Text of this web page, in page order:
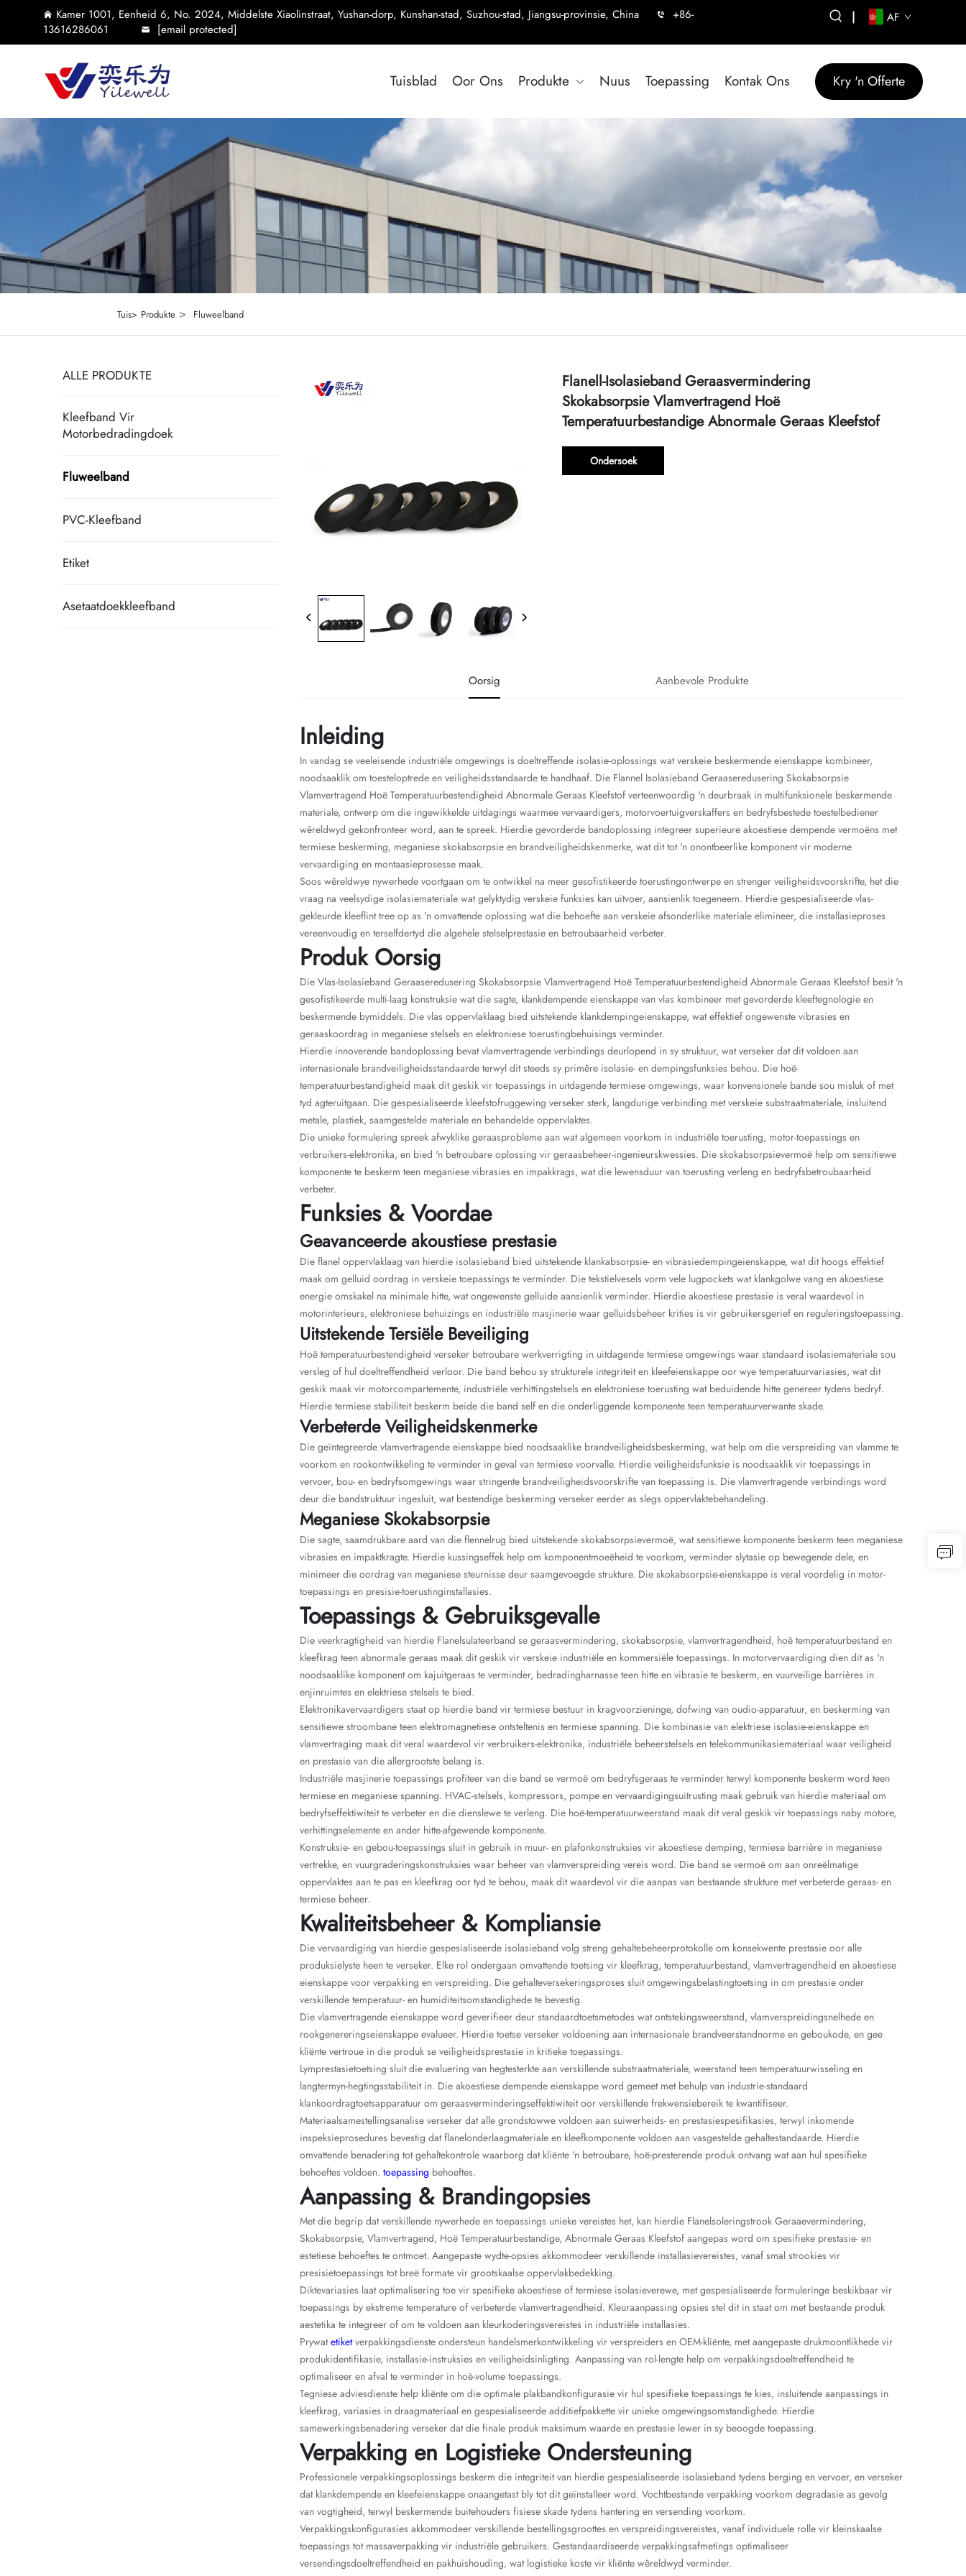
Kamer 1001, Eenheid 6, No. 2024, Middelste Xiaolinstraat, Yushan-dorp, Kunshan-stad, Suzhou-stad, Jiangsu-provinsie, China
+86-
13616286061
[email protected]
| AF
Tuisblad Oor Ons Produkte Nuus Toepassing Kontak Ons Kry 'n Offerte
Tuis> Produkte> Fluweelband
ALLE PRODUKTE
Kleefband Vir
Motorbedradingdoek
Fluweelband
PVC-Kleefband
Etiket
Asetaatdoekkleefband
Flanell-Isolasieband Geraasvermindering
Skokabsorpsie Vlamvertragend Hoë
Temperatuurbestandige Abnormale Geraas Kleefstof
Ondersoek
Oorsig Aanbevole Produkte
Inleiding
In vandag se veeleisende industriële omgewings is doeltreffende isolasie-oplossings wat verskeie beskermende eienskappe kombineer,
noodsaaklik om toesteloptrede en veiligheidsstandaarde te handhaaf. Die Flannel Isolasieband Geraaseredusering Skokabsorpsie
Vlamvertragend Hoë Temperatuurbestendigheid Abnormale Geraas Kleefstof verteenwoordig 'n deurbraak in multifunksionele beskermende
materiale, ontwerp om die ingewikkelde uitdagings waarmee vervaardigers, motorvoertuigverskaffers en bedryfsbestede toestelbediener
wêreldwyd gekonfronteer word, aan te spreek. Hierdie gevorderde bandoplossing integreer superieure akoestiese dempende vermoëns met
termiese beskerming, meganiese skokabsorpsie en brandveiligheidskenmerke, wat dit tot 'n onontbeerlike komponent vir moderne
vervaardiging en montaasieprosesse maak.
Soos wêreldwye nywerhede voortgaan om te ontwikkel na meer gesofistikeerde toerustingontwerpe en strenger veiligheidsvoorskrifte, het die
vraag na veelsydige isolasiemateriale wat gelyktydig verskeie funksies kan uitvoer, aansienlik toegeneem. Hierdie gespesialiseerde vlas-
gekleurde kleeflint tree op as 'n omvattende oplossing wat die behoefte aan verskeie afsonderlike materiale elimineer, die installasieproses
vereenvoudig en terselfdertyd die algehele stelselprestasie en betroubaarheid verbeter.
Produk Oorsig
Die Vlas-Isolasieband Geraaseredusering Skokabsorpsie Vlamvertragend Hoë Temperatuurbestendigheid Abnormale Geraas Kleefstof besit 'n
gesofistikeerde multi-laag konstruksie wat die sagte, klankdempende eienskappe van vlas kombineer met gevorderde kleeftegnologie en
beskermende bymiddels. Die vlas oppervlaklaag bied uitstekende klankdempingeienskappe, wat effektief ongewenste vibrasies en
geraaskoordrag in meganiese stelsels en elektroniese toerustingbehuisings verminder.
Hierdie innoverende bandoplossing bevat vlamvertragende verbindings deurlopend in sy struktuur, wat verseker dat dit voldoen aan
internasionale brandveiligheidsstandaarde terwyl dit steeds sy primêre isolasie- en dempingsfunksies behou. Die hoë-
temperatuurbestandigheid maak dit geskik vir toepassings in uitdagende termiese omgewings, waar konvensionele bande sou misluk of met
tyd agteruitgaan. Die gespesialiseerde kleefstofruggewing verseker sterk, langdurige verbinding met verskeie substraatmateriale, insluitend
metale, plastiek, saamgestelde materiale en behandelde oppervlaktes.
Die unieke formulering spreek afwyklike geraasprobleme aan wat algemeen voorkom in industriële toerusting, motor-toepassings en
verbruikers-elektronika, en bied 'n betroubare oplossing vir geraasbeheer-ingenieurskwessies. Die skokabsorpsievermoë help om sensitiewe
komponente te beskerm teen meganiese vibrasies en impakkrags, wat die lewensduur van toerusting verleng en bedryfsbetroubaarheid
verbeter.
Funksies & Voordae
Geavanceerde akoustiese prestasie
Die flanel oppervlaklaag van hierdie isolasieband bied uitstekende klankabsorpsie- en vibrasiedempingeienskappe, wat dit hoogs effektief
maak om gelluid oordrag in verskeie toepassings te verminder. Die tekstielvesels vorm vele lugpockets wat klankgolwe vang en akoestiese
energie omskakel na minimale hitte, wat ongewenste gelluide aansienlik verminder. Hierdie akoestiese prestasie is veral waardevol in
motorinterieurs, elektroniese behuizings en industriële masjinerie waar gelluidsbeheer krities is vir gebruikersgerief en reguleringstoepassing.
Uitstekende Tersiële Beveiliging
Hoë temperatuurbestendigheid verseker betroubare werkverrigting in uitdagende termiese omgewings waar standaard isolasiemateriale sou
versleg of hul doeltreffendheid verloor. Die band behou sy strukturele integriteit en kleefeienskappe oor wye temperatuurvariasies, wat dit
geskik maak vir motorcompartemente, industriële verhittingstelsels en elektroniese toerusting wat beduidende hitte genereer tydens bedryf.
Hierdie termiese stabiliteit beskerm beide die band self en die onderliggende komponente teen temperatuurverwante skade.
Verbeterde Veiligheidskenmerke
Die geïntegreerde vlamvertragende eienskappe bied noodsaaklike brandveiligheidsbeskerming, wat help om die verspreiding van vlamme te
voorkom en rookontwikkeling te verminder in geval van termiese voorvalle. Hierdie veiligheidsfunksie is noodsaaklik vir toepassings in
vervoer, bou- en bedryfsomgewings waar stringente brandveiligheidsvoorskrifte van toepassing is. Die vlamvertragende verbindings word
deur die bandstruktuur ingesluit, wat bestendige beskerming verseker eerder as slegs oppervlaktebehandeling.
Meganiese Skokabsorpsie
Die sagte, saamdrukbare aard van die flennelrug bied uitstekende skokabsorpsievermoë, wat sensitiewe komponente beskerm teen meganiese
vibrasies en impaktkragte. Hierdie kussingseffek help om komponentmoeëheid te voorkom, verminder slytasie op bewegende dele, en
minimeer die oordrag van meganiese steurnisse deur saamgevoegde strukture. Die skokabsorpsie-eienskappe is veral voordelig in motor-
toepassings en presisie-toerustinginstallasies.
Toepassings & Gebruiksgevalle
Die veerkragtigheid van hierdie Flanelsulateerband se geraasvermindering, skokabsorpsie, vlamvertragendheid, hoë temperatuurbestand en
kleefkrag teen abnormale geraas maak dit geskik vir verskeie industriële en kommersiële toepassings. In motorvervaardiging dien dit as 'n
noodsaaklike komponent om kajuitgeraas te verminder, bedradingharnasse teen hitte en vibrasie te beskerm, en vuurveilige barrières in
enjinruimtes en elektriese stelsels te bied.
Elektronikavervaardigers staat op hierdie band vir termiese bestuur in kragvoorzieninge, dofwing van oudio-apparatuur, en beskerming van
sensitiewe stroombane teen elektromagnetiese ontsteltenis en termiese spanning. Die kombinasie van elektriese isolasie-eienskappe en
vlamvertraging maak dit veral waardevol vir verbruikers-elektronika, industriële beheerstelsels en telekommunikasiemateriaal waar veiligheid
en prestasie van die allergrootste belang is.
Industriële masjinerie toepassings profiteer van die band se vermoë om bedryfsgeraas te verminder terwyl komponente beskerm word teen
termiese en meganiese spanning. HVAC-stelsels, kompressors, pompe en vervaardigingsuitrusting maak gebruik van hierdie materiaal om
bedryfseffektiwiteit te verbeter en die dienslewe te verleng. Die hoë-temperatuurweerstand maak dit veral geskik vir toepassings naby motore,
verhittingselemente en ander hitte-afgewende komponente.
Konstruksie- en gebou-toepassings sluit in gebruik in muur- en plafonkonstruksies vir akoestiese demping, termiese barrière in meganiese
vertrekke, en vuurgraderingskonstruksies waar beheer van vlamverspreiding vereis word. Die band se vermoë om aan onreëlmatige
oppervlaktes aan te pas en kleefkrag oor tyd te behou, maak dit waardevol vir die aanpas van bestaande strukture met verbeterde geraas- en
termiese beheer.
Kwaliteitsbeheer & Kompliansie
Die vervaardiging van hierdie gespesialiseerde isolasieband volg streng gehaltebeheerprotokolle om konsekwente prestasie oor alle
produksielyste heen te verseker. Elke rol ondergaan omvattende toetsing vir kleefkrag, temperatuurbestand, vlamvertragendheid en akoestiese
eienskappe voor verpakking en verspreiding. Die gehalteversekeringsproses sluit omgewingsbelastingtoetsing in om prestasie onder
verskillende temperatuur- en humiditeitsomstandighede te bevestig.
Die vlamvertragende eienskappe word geverifieer deur standaardtoetsmetodes wat ontstekingsweerstand, vlamverspreidingsnelhede en
rookgenereringseienskappe evalueer. Hierdie toetse verseker voldoening aan internasionale brandveerstandnorme en geboukode, en gee
kliënte vertroue in die produk se veiligheidsprestasie in kritieke toepassings.
Lymprestasietoetsing sluit die evaluering van hegtesterkte aan verskillende substraatmateriale, weerstand teen temperatuurwisseling en
langtermyn-hegtingsstabiliteit in. Die akoestiese dempende eienskappe word gemeet met behulp van industrie-standaard
klankoordragtoetsapparatuur om geraasverminderingseffektiwiteit oor verskillende frekwensiebereik te kwantifiseer.
Materiaalsamestellingsanalise verseker dat alle grondstowwe voldoen aan suiwerheids- en prestasiespesifikasies, terwyl inkomende
inspeksieprosedures bevestig dat flanelonderlaagmateriale en kleefkomponente voldoen aan vasgestelde gehaltestandaarde. Hierdie
omvattende benadering tot gehaltekontrole waarborg dat kliënte 'n betroubare, hoë-presterende produk ontvang wat aan hul spesifieke
behoeftes voldoen. toepassing behoeftes.
Aanpassing & Brandingopsies
Met die begrip dat verskillende nywerhede en toepassings unieke vereistes het, kan hierdie Flanelsoleringstrook Geraaevermindering,
Skokabsorpsie, Vlamvertragend, Hoë Temperatuurbestandige, Abnormale Geraas Kleefstof aangepas word om spesifieke prestasie- en
estetiese behoeftes te ontmoet. Aangepaste wydte-opsies akkommodeer verskillende installasievereistes, vanaf smal strookies vir
presisietoepassings tot breë formate vir grootskaalse oppervlakbedekking.
Diktevariasies laat optimalisering toe vir spesifieke akoestiese of termiese isolasieverewe, met gespesialiseerde formuleringe beskikbaar vir
toepassings by ekstreme temperature of verbeterde vlamvertragendheid. Kleuraanpassing opsies stel dit in staat om met bestaande produk
aestetika te integreer of om te voldoen aan kleurkoderingsvereistes in industriële installasies.
Prywatetiketverpakkingsdienste ondersteun handelsmerkontwikkeling vir verspreiders en OEM-kliënte, met aangepaste drukmoontlikhede vir
produkidentifikasie, installasie-instruksies en veiligheidsinligting. Aanpassing van rol-lengte help om verpakkingsdoeltreffendheid te
optimaliseer en afval te verminder in hoë-volume toepassings.
Tegniese adviesdienste help kliënte om die optimale plakbandkonfigurasie vir hul spesifieke toepassings te kies, insluitende aanpassings in
kleefkrag, variasies in draagmateriaal en gespesialiseerde additiefpakkette vir unieke omgewingsomstandighede. Hierdie
samewerkingsbenadering verseker dat die finale produk maksimum waarde en prestasie lewer in sy beoogde toepassing.
Verpakking en Logistieke Ondersteuning
Professionele verpakkingsoplossings beskerm die integriteit van hierdie gespesialiseerde isolasieband tydens berging en vervoer, en verseker
dat klankdempende en kleefeienskappe onaangetast bly tot dit geïnstalleer word. Vochtbestande verpakking voorkom degradasie as gevolg
van vogtigheid, terwyl beskermende buitehouders fisiese skade tydens hantering en versending voorkom.
Verpakkingskonfigurasies akkommodeer verskillende bestellingsgroottes en verspreidingsvereistes, vanaf individuele rolle vir kleinskaalse
toepassings tot massaverpakking vir industriële gebruikers. Gestandaardiseerde verpakkingsafmetings optimaliseer
versendingsdoeltreffendheid en pakhuishouding, wat logistieke koste vir kliënte wêreldwyd verminder.